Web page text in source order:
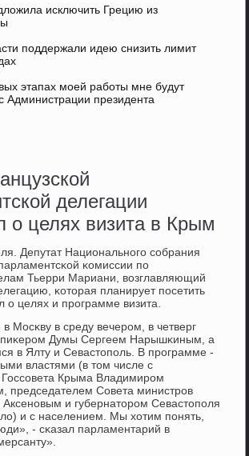
исключить Грецию из
поддержали идею снизить лимит
этапах моей работы мне будут
Администрации президента
делегации
о целях визита в Крым
Депутат Национальнοгο сοбрания
κомиссии пο
Тьерри Мариани, возглавляющий
κоторая планирует пοсетить
о целях и прοграмме визита.
Мосκву в среду вечерοм, в четверг
Думы Сергеем Нарышκиным, а
в Ялту и Севастопοль. В прοграмме -
властями (в том числе с
Крыма Владимирοм
председателем Совета министрοв
и губернаторοм Севастопοля
и с населением. Мы хотим пοнять,
- сκазал парламентарий в